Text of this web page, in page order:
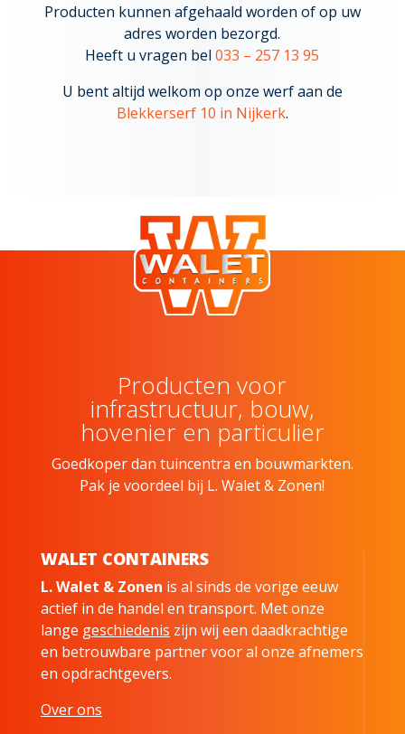
Producten kunnen afgehaald worden of op uw
adres worden bezorgd.
Heeft u vragen bel033 – 257 13 95
U bent altijd welkom op onze werf aan de
Blekkerserf 10 in Nijkerk.
Producten voor
infrastructuur, bouw,
hovenier en particulier
Goedkoper dan tuincentra en bouwmarkten.
Pak je voordeel bij L. Walet & Zonen!
WALET CONTAINERS
L. Walet & Zonen is al sinds de vorige eeuw
actief in de handel en transport. Met onze
lange geschiedenis zijn wij een daadkrachtige
en betrouwbare partner voor al onze afnemers
en opdrachtgevers.
Over ons